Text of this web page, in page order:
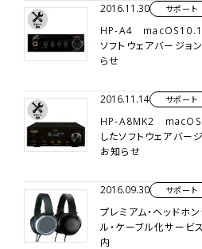
2016.11.30 サポート
HP-A4
ソフトウェアバージョ
らせ
2016.11.14 サポート
HP-A8MK2
したソフトウェアバー
お知らせ
2016.09.30 サポート
プレミアム・ヘッドホ
ル・ケーブル化サー
内